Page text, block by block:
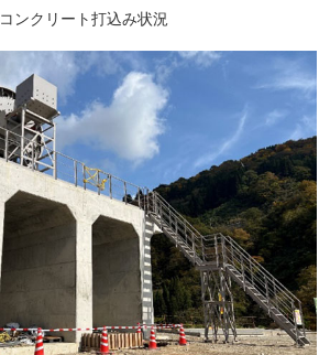
コンクリート打込み状況